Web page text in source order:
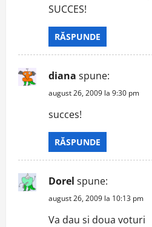
SUCCES!
RĂSPUNDE
diana spune:
august 26, 2009 la 9:30 pm
succes!
RĂSPUNDE
Dorel spune:
august 26, 2009 la 10:13 pm
Va dau si doua voturi